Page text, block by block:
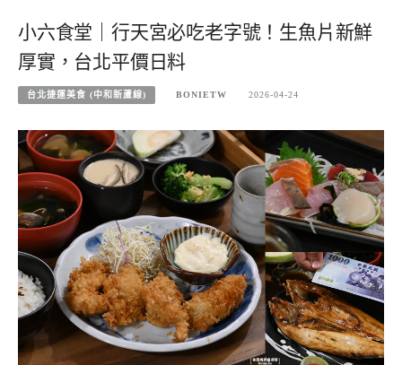
小六食堂｜行天宮必吃老字號！生魚片新鮮
厚實，台北平價日料
台北捷運美食 (中和新蘆線) BONIETW 2026-04-24